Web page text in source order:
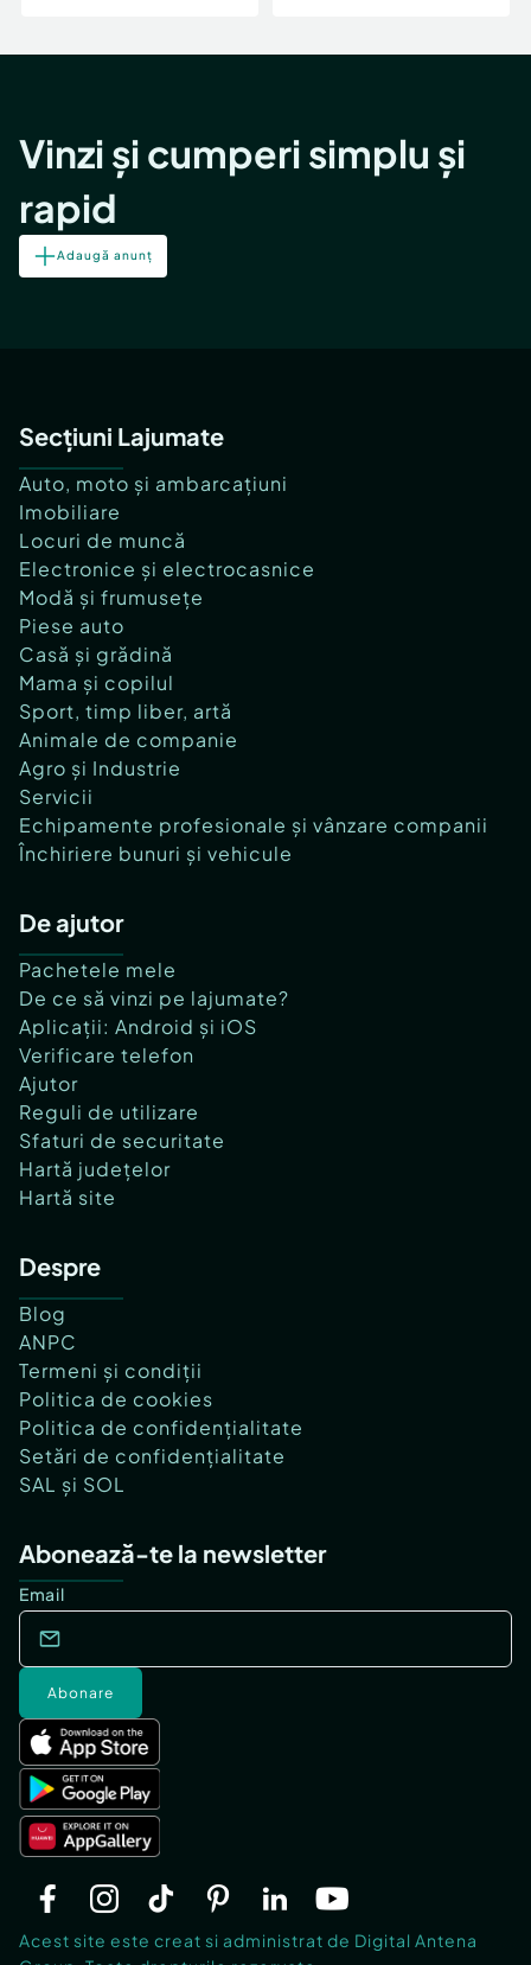
Vinzi și cumperi simplu și
rapid
Adaugă anunț
Secțiuni Lajumate
Auto, moto și ambarcațiuni
Imobiliare
Locuri de muncă
Electronice și electrocasnice
Modă și frumusețe
Piese auto
Casă și grădină
Mama și copilul
Sport, timp liber, artă
Animale de companie
Agro și Industrie
Servicii
Echipamente profesionale și vânzare companii
Închiriere bunuri și vehicule
De ajutor
Pachetele mele
De ce să vinzi pe lajumate?
Aplicații: Android și iOS
Verificare telefon
Ajutor
Reguli de utilizare
Sfaturi de securitate
Hartă județelor
Hartă site
Despre
Blog
ANPC
Termeni și condiții
Politica de cookies
Politica de confidențialitate
Setări de confidențialitate
SAL și SOL
Abonează-te la newsletter
Email
Abonare
Acest site este creat si administrat de Digital Antena